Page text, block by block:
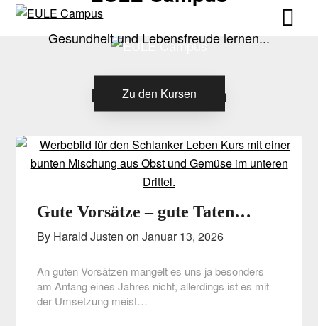
Skip
Skip
Gesundheit und Lebensfreude lernen...
Zu den Kursen
Kategorie:Leben
Gute Vorsätze – gute Taten…
By Harald Justen on Januar 13, 2026
An guten Vorsätzen mangelt es uns ja besonders
am Anfang eines Jahres nicht, allerdings ist es mit
der Umsetzung meist…